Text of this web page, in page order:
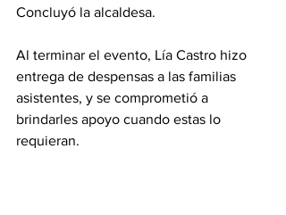
Concluyó la alcaldesa.
Al terminar el evento, Lía Castro hizo
entrega de despensas a las familias
asistentes, y se comprometió a
brindarles apoyo cuando estas lo
requieran.